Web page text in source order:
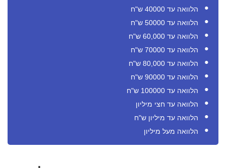
הלוואה עד 40000 ש"ח
הלוואה עד 50000 ש"ח
הלוואה עד 60,000 ש"ח
הלוואה עד 70000 ש"ח
הלוואה עד 80,000 ש"ח
הלוואה עד 90000 ש"ח
הלוואה עד 100000 ש"ח
הלוואה עד חצי מיליון
הלוואה עד מיליון ש"ח
הלוואה מעל מיליון